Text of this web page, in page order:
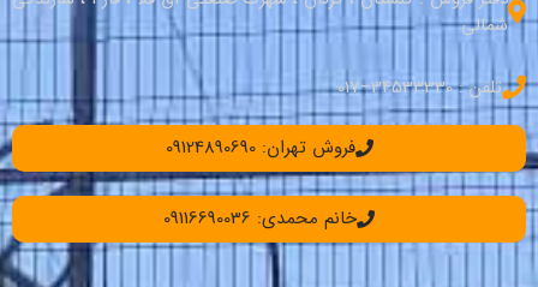
شمالی
تلفن : 34533330–017
فروش تهران: 09124890690
خانم محمدی: 09116690036